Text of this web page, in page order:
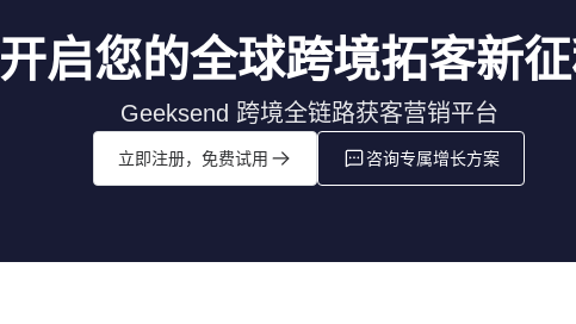
开启您的全球跨境拓客新
Geeksend 跨境全链路获客营销平台
立即注册，免费试用 咨询专属增长方案